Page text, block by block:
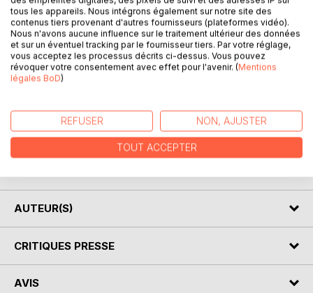
patrimoine.
Mia Ling est une étudiante venue de Chine. En 1ère année
de fac d'Anglais à l'Université Hôtel-Dieu-le-Comte, son
truc, c'est plutôt les réseaux sociaux. Extravertie, très
branchée, elle aime poster et faire des stories, et
Une nouvelle amitié va naître entre ces deux jeunes filles.
Coralie va faire découvrir à Mia, ainsi qu'aux lectrices et
aux lecteurs, les merveilles de l'Aube. Venez explorer de
AUTEUR(S)
CRITIQUES PRESSE
AVIS
tous les appareils. Nous intégrons également sur notre site des
contenus tiers provenant d'autres fournisseurs (plateformes vidéo).
Nous n'avons aucune influence sur le traitement ultérieur des données
et sur un éventuel tracking par le fournisseur tiers. Par votre réglage,
vous acceptez les processus décrits ci-dessus. Vous pouvez
révoquer votre consentement avec effet pour l'avenir. (Mentions
légales BoD)
REFUSER NON, AJUSTER
TOUT ACCEPTER